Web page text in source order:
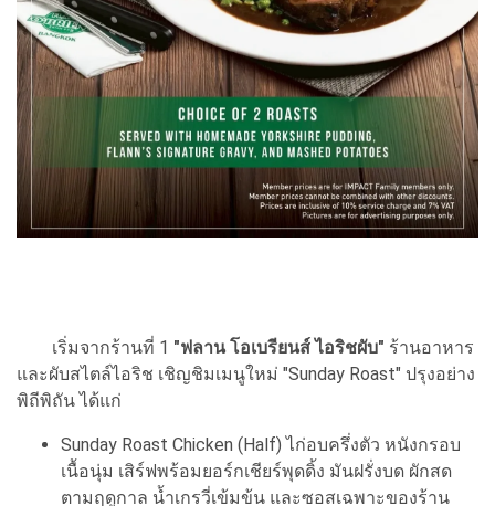
เริ่มจากร้านที่ 1 "ฟลาน โอเบรียนส์ ไอริชผับ" ร้านอาหาร
และผับสไตล์ไอริช เชิญชิมเมนูใหม่ "Sunday Roast" ปรุงอย่าง
พิถีพิถัน ได้แก่
Sunday Roast Chicken (Half) ไก่อบครึ่งตัว หนังกรอบ
เนื้อนุ่ม เสิร์ฟพร้อมยอร์กเชียร์พุดดิ้ง มันฝรั่งบด ผักสด
ตามฤดูกาล น้ำเกรวี่เข้มข้น และซอสเฉพาะของร้าน